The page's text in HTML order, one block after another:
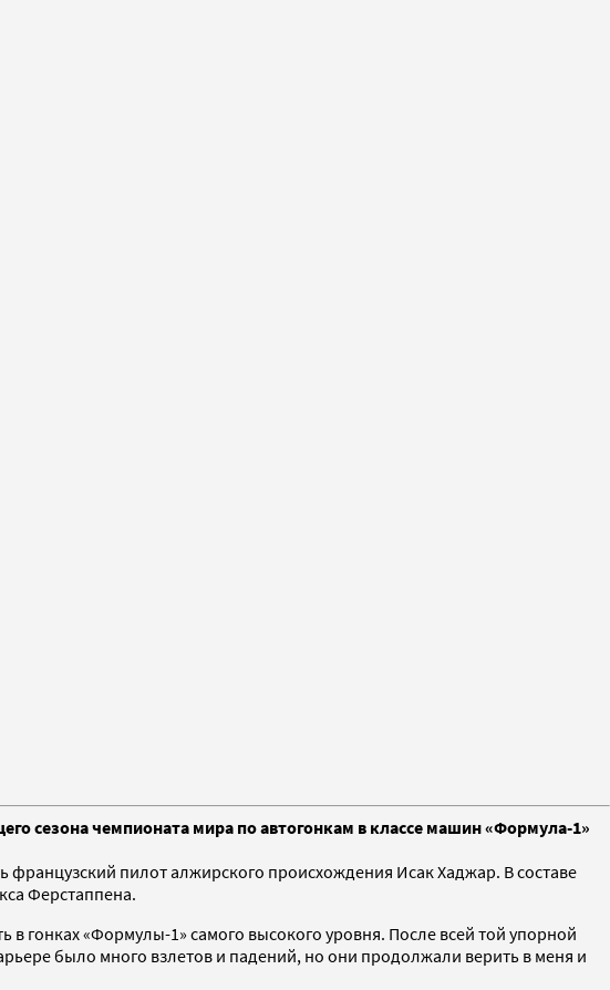
сезона чемпионата мира по автогонкам в классе машин «Формула-1»
французский пилот алжирского происхождения Исак Хаджар. В составе
Ферстаппена.
гонках «Формулы-1» самого высокого уровня. После всей той упорной
было много взлетов и падений, но они продолжали верить в меня и